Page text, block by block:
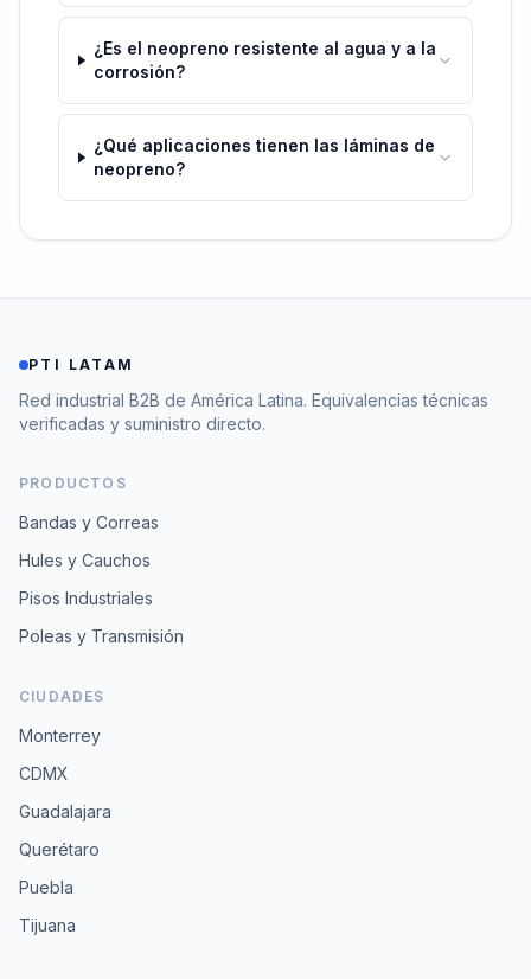
¿Es el neopreno resistente al agua y a la
corrosión?
¿Qué aplicaciones tienen las láminas de
neopreno?
PTI LATAM
Red industrial B2B de América Latina. Equivalencias técnicas
verificadas y suministro directo.
PRODUCTOS
Bandas y Correas
Hules y Cauchos
Pisos Industriales
Poleas y Transmisión
CIUDADES
Monterrey
CDMX
Guadalajara
Querétaro
Puebla
Tijuana